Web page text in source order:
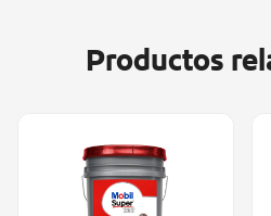
Productos